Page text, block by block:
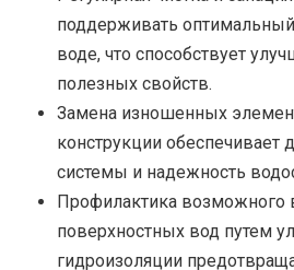
поддерживать
воде, что способствует
полезных свойств.
Замена изношенных
конструкции обеспечивает
системы и надежность
Профилактика возможного
поверхностных вод путем
гидроизоляции